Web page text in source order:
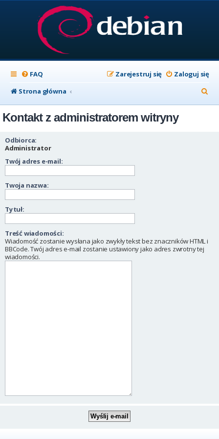
FAQ Zaloguj się
Zarejestruj się
Strona główna
z
Kontakt z administratorem witryny
Odbiorca:
Administrator
Twój adres e-mail:
Twoja nazwa:
Tytuł:
Treść wiadomości:
Wiadomość zostanie wysłana jako zwykły tekst bez znaczników HTML i
BBCode. Twój adres e-mail zostanie ustawiony jako adres zwrotny tej
wiadomości.